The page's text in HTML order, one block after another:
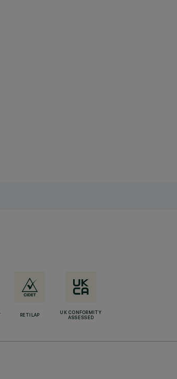
RETILAP
UK CONFORMITY
ASSESSED